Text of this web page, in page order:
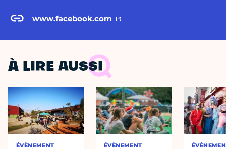
www.facebook.com
À LIRE AUSSI
ÉVÈNEMENT ÉVÈNEMENT